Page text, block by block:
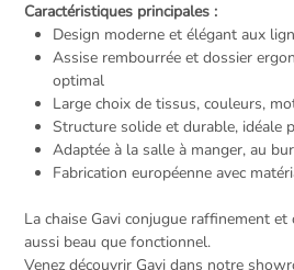
Caractéristiques principales :
Design moderne et élégant aux
Assise rembourrée et dossier
optimal
Large choix de tissus, couleurs,
Structure solide et durable, idéale
Adaptée à la salle à manger, au
Fabrication européenne avec
La chaise Gavi conjugue raffinement
aussi beau que fonctionnel.
Venez découvrir Gavi dans notre